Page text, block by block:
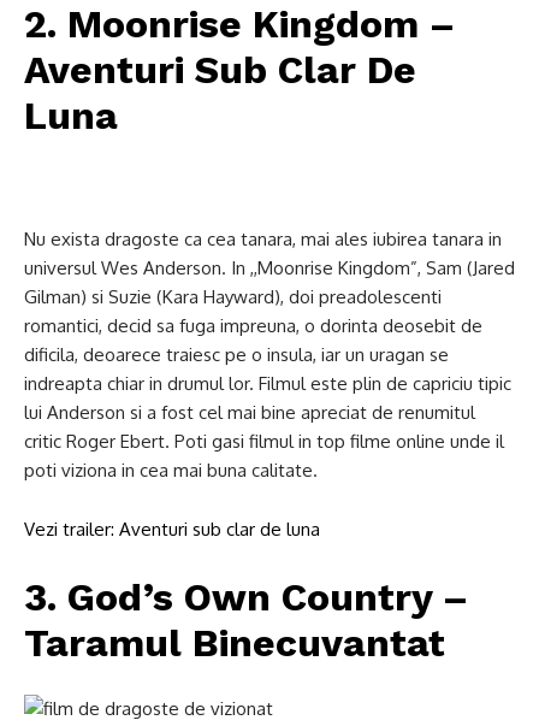
2. Moonrise Kingdom –
Aventuri Sub Clar De
Luna
Nu exista dragoste ca cea tanara, mai ales iubirea tanara in
universul Wes Anderson. In ,,Moonrise Kingdom”, Sam (Jared
Gilman) si Suzie (Kara Hayward), doi preadolescenti
romantici, decid sa fuga impreuna, o dorinta deosebit de
dificila, deoarece traiesc pe o insula, iar un uragan se
indreapta chiar in drumul lor. Filmul este plin de capriciu tipic
lui Anderson si a fost cel mai bine apreciat de renumitul
critic Roger Ebert. Poti gasi filmul in top filme online unde il
poti viziona in cea mai buna calitate.
Vezi trailer: Aventuri sub clar de luna
3. God’s Own Country –
Taramul Binecuvantat